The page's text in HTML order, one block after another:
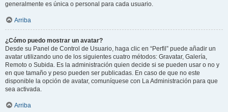
generalmente es única o personal para cada usuario.
Arriba
¿Cómo puedo mostrar un avatar?
Desde su Panel de Control de Usuario, haga clic en “Perfil” puede añadir un
avatar utilizando uno de los siguientes cuatro métodos: Gravatar, Galería,
Remoto o Subida. Es la administración quien decide si se pueden usar o no y
en que tamaño y peso pueden ser publicadas. En caso de que no este
disponible la opción de avatar, comuníquese con La Administración para que
sea activada.
Arriba